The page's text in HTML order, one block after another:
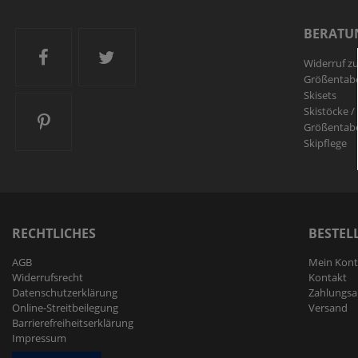
Ski and More auf Facebook
Ski and More auf Twitter
Ski and More auf Pinterest
Widerruf
Skisets
Skistöcke /
Skipflege
RECHTLICHES
AGB
Widerrufs­recht
Daten­schutz­erklärung
Online-Streitbeilegung
Barrierefreiheitserklärung
Impressum
Mein
Kontakt
Versand